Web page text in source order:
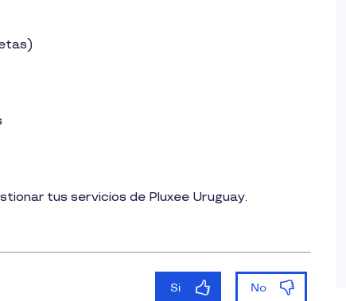
tus servicios de Pluxee Uruguay.